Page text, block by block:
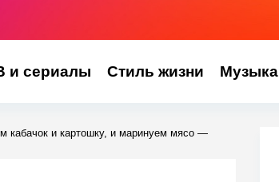
и сериалы Стиль жизни Музыка
кабачок и картошку, и маринуем мясо —